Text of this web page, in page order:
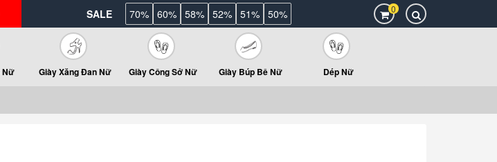
SALE 70% 60% 58% 52% 51% 50% 0
Nữ Giày Xăng Đan Nữ Giày Công Sở Nữ Giày Búp Bê Nữ Dép Nữ